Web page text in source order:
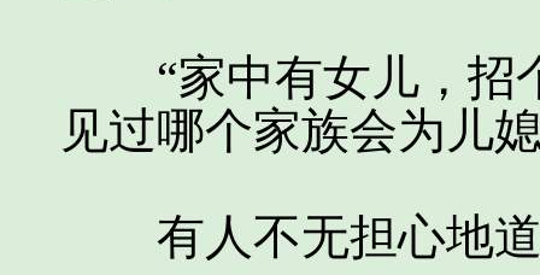
“家中有女儿，招
见过哪个家族会为儿
有人不无担心地道